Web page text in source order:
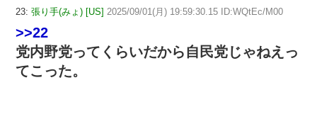
23: 張り手(みょ) [US] 2025/09/01(月) 19:59:30.15 ID:WQtEc/M00
>>22
党内野党ってくらいだから自民党じゃねえっ
てこった。